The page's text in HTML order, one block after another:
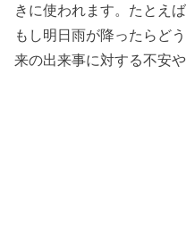
きに使われます。たとえ
もし明日雨が降ったらど
来の出来事に対する不安